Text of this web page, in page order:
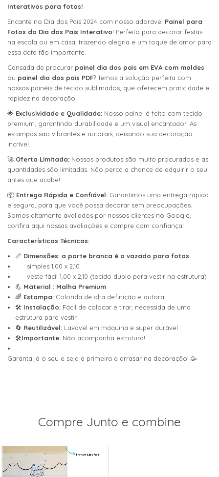
Interativos para fotos!
Encante no Dia dos Pais 2024 com nosso adorável Painel para
Fotos do Dia dos Pais Interativo! Perfeito para decorar festas
na escola ou em casa, trazendo alegria e um toque de amor para
essa data tão importante.
Cansada de procurar painel dia dos pais em EVA com moldes
ou painel dia dos pais PDF? Temos a solução perfeita com
nossos painéis de tecido sublimados, que oferecem praticidade e
rapidez na decoração.
🌟 Exclusividade e Qualidade: Nosso painel é feito com tecido
premium, garantindo durabilidade e um visual encantador. As
estampas são vibrantes e autorais, deixando sua decoração
incrível.
🚀 Oferta Limitada: Nossos produtos são muito procurados e as
quantidades são limitadas. Não perca a chance de adquirir o seu
antes que acabe!
📦 Entrega Rápida e Confiável: Garantimos uma entrega rápida
e segura, para que você possa decorar sem preocupações.
Somos altamente avaliados por nossos clientes no Google,
confira aqui nossas avaliações e compre com confiança!
Características Técnicas:
📏 Dimensões: a parte branca é o vazado para fotos
simples 1,00 x 2,10
veste fácil 1,00 x 2,10 (tecido duplo para vestir na estrutura)
💪 Material : Malha Premium
🌈 Estampa: Colorida de alta definição e autoral
🛠️ Instalação: Fácil de colocar e tirar, necessida de uma
estrutura para vestir
🔄 Reutilizável: Lavável em máquina e super durável
🛠️Importante: Não acompanha estrutura!
Garanta já o seu e seja a primeira a arrasar na decoração! 🥳
Compre Junto e combine